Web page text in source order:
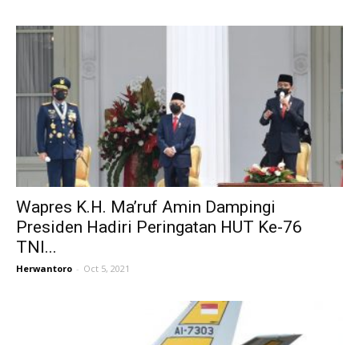
Wapres K.H. Ma’ruf Amin Dampingi
Presiden Hadiri Peringatan HUT Ke-76
TNI...
Herwantoro - Oct 5, 2021